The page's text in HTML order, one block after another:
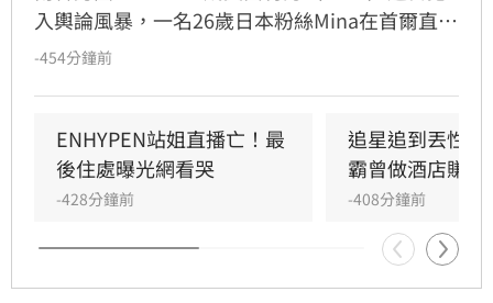
入輿論風暴，一名26歲日本粉絲Mina在首爾直播
期間輕生身亡。事件起因於西村力直播時提及
聲護航，強調西村力並非針對特定個人，但仍引
發極大爭議。目前南韓警方已介入調查Mina死
因，強調案件仍在釐清中，尚無法將悲劇歸因於
單一事件，而西村力與所屬經紀公司對此尚未作
出正式回應。這起悲劇也再度引發社會對於網路
霸凌與粉絲文化界線的深刻討論。
-454分鐘前
ENHYPEN站姐直播亡！最
後住處曝光網看哭
-428分鐘前
追星追到丟性
霸曾做酒店賺破
-408分鐘前